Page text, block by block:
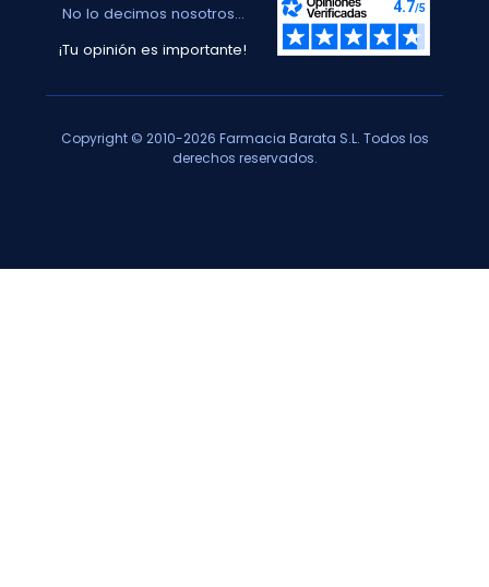
No lo decimos nosotros...
¡Tu opinión es importante!
Copyright © 2010-2026 Farmacia Barata S.L. Todos los
derechos reservados.